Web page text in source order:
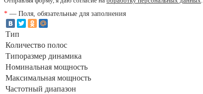
* — Поля, обязательные для заполнения
Тип
Количество полос
Типоразмер динамика
Номинальная мощность
Максимальная мощность
Частотный диапазон